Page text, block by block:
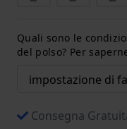
Quali sono le
del polso? Per
Consegna